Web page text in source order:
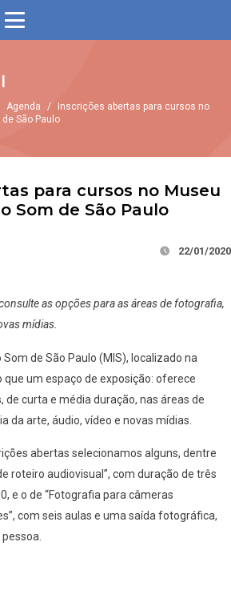
Agenda /
Inscrições abertas para cursos no
São Paulo
para cursos no Museu
Som de São Paulo
22/01/2020
as opções para as áreas de fotografia,
mídias.
de São Paulo (MIS), localizado na
que um espaço de exposição: oferece
de curta e média duração, nas áreas de
da arte, áudio, vídeo e novas mídias.
abertas selecionamos alguns, dentre
roteiro audiovisual”, com duração de três
e o de “Fotografia para câmeras
com seis aulas e uma saída fotográfica,